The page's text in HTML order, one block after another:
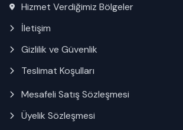
Hizmet Verdiğimiz Bölgeler
İletişim
Gizlilik ve Güvenlik
Teslimat Koşulları
Mesafeli Satış Sözleşmesi
Üyelik Sözleşmesi